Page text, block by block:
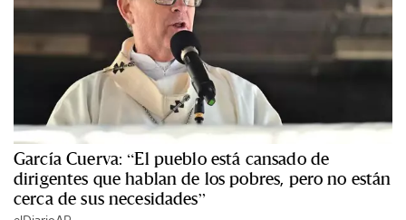
García Cuerva: “El pueblo está cansado de
dirigentes que hablan de los pobres, pero no están
cerca de sus necesidades”